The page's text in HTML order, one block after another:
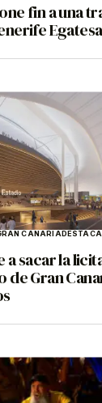
fin a una
Egatesa
CANARIA
a sacar la
de Gran